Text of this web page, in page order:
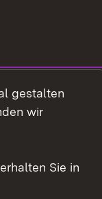
gestalten
wir
Sie in